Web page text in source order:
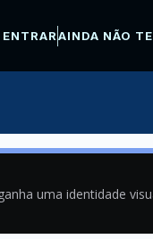
ENTRARAINDA NÃO
uma identidade